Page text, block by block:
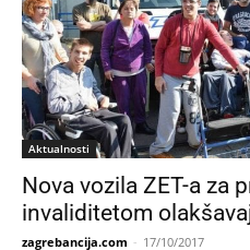
Aktualnosti
Nova vozila ZET-a za
invaliditetom
zagrebancija.com - 17/10/2017